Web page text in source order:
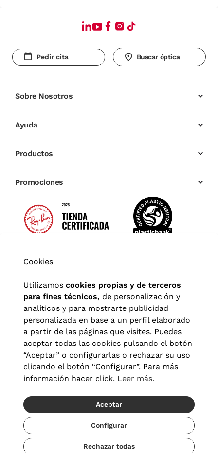
Recíbelo del 23/08 al 25/08
Pedir cita Buscar óptica
Sobre Nosotros
Ayuda
Productos
Promociones
Aviso legal| Política de privacidad Términos y condiciones
Política de cookies|Configuración de cookies
© 2026 Visionlab España
Cookies
Utilizamos cookies propias y de terceros
para fines técnicos, de personalización y
analíticos y para mostrarte publicidad
personalizada en base a un perfil elaborado
a partir de las páginas que visites. Puedes
aceptar todas las cookies pulsando el botón
“Aceptar” o configurarlas o rechazar su uso
clicando el botón “Configurar”. Para más
información hacer click. Leer más.
Aceptar
Configurar
Rechazar todas